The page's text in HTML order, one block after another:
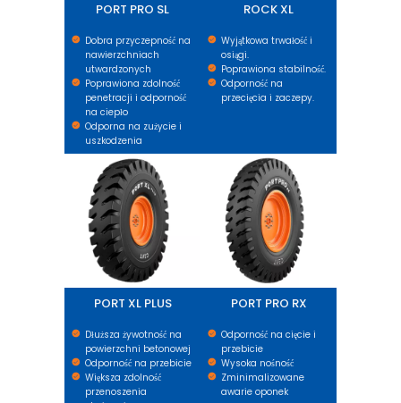
PORT PRO SL
Dobra przyczepność na
nawierzchniach
utwardzonych
Poprawiona zdolność
penetracji i odporność
na ciepło
Odporna na zużycie i
uszkodzenia
ROCK XL
Wyjątkowa trwałość i
osiągi.
Poprawiona stabilność.
Odporność na
przecięcia i zaczepy.
PORT XL PLUS
Dłuższa żywotność na
powierzchni betonowej
Odporność na przebicie
Większa zdolność
przenoszenia
PORT PRO RX
Odporność na cięcie i
przebicie
Wysoka nośność
Zminimalizowane
awarie oponek